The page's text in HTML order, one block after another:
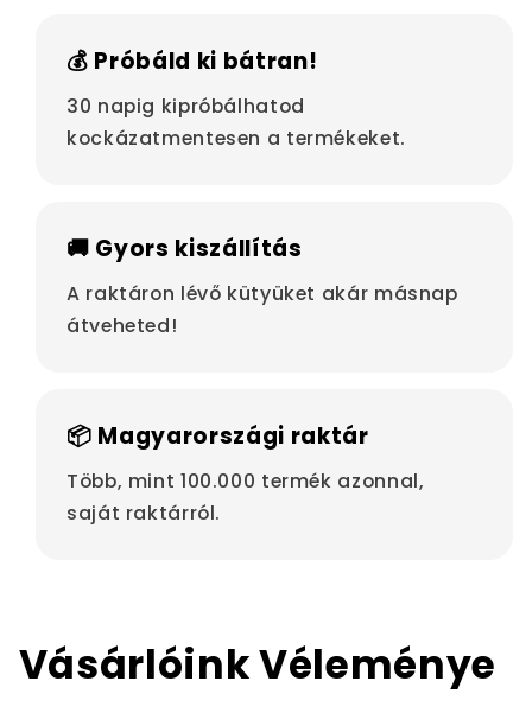
💰 Próbáld ki bátran!
30 napig kipróbálhatod
kockázatmentesen a termékeket.
🚚 Gyors kiszállítás
A raktáron lévő kütyüket akár másnap
átveheted!
📦 Magyarországi raktár
Több, mint 100.000 termék azonnal,
saját raktárról.
Vásárlóink Véleménye